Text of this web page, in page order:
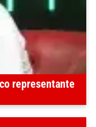
representante